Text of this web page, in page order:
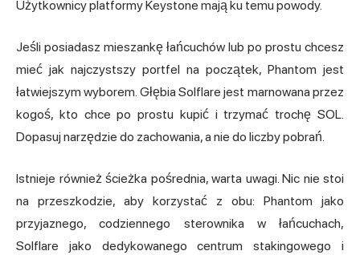
Użytkownicy platformy Keystone mają ku temu powody.
Jeśli posiadasz mieszankę łańcuchów lub po prostu chcesz
mieć jak najczystszy portfel na początek, Phantom jest
łatwiejszym wyborem. Głębia Solflare jest marnowana przez
kogoś, kto chce po prostu kupić i trzymać trochę SOL.
Dopasuj narzędzie do zachowania, a nie do liczby pobrań.
Istnieje również ścieżka pośrednia, warta uwagi. Nic nie stoi
na przeszkodzie, aby korzystać z obu: Phantom jako
przyjaznego, codziennego sterownika w łańcuchach,
Solflare jako dedykowanego centrum stakingowego i